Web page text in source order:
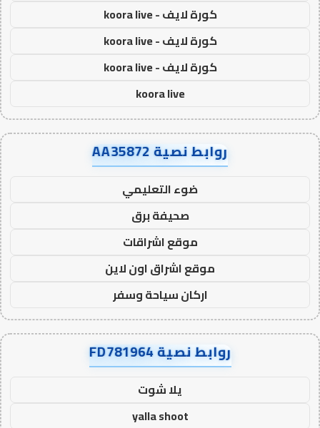
كورة لايف - koora live
كورة لايف - koora live
كورة لايف - koora live
koora live
روابط نصية AA35872
ضوء التعليمي
صحيفة برق
موقع اشراقات
موقع اشراق اون لاين
اركان سياحة وسفر
روابط نصية FD781964
يلا شوت
yalla shoot